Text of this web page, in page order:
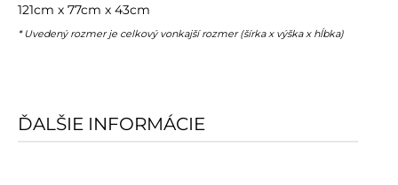
121cm x 77cm x 43cm
* Uvedený rozmer je celkový vonkajší rozmer (šírka x výška x hĺbka)
ĎALŠIE INFORMÁCIE